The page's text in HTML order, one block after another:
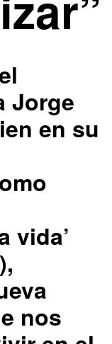
Jorge
en su
vida’
nos